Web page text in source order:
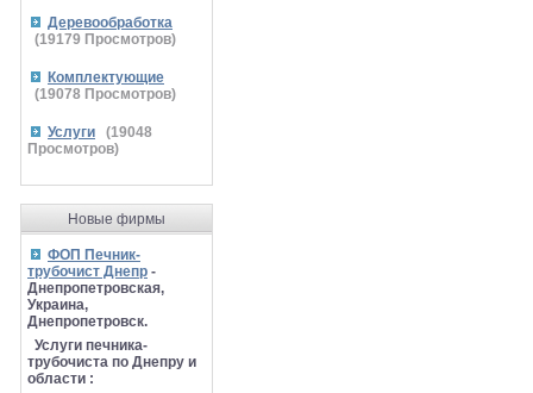
Деревообработка
(19179 Просмотров)
Комплектующие
(19078 Просмотров)
Услуги (19048
Просмотров)
Новые фирмы
ФОП Печник-
трубочист Днепр -
Днепропетровская,
Украина,
Днепропетровск.
Услуги печника-
трубочиста по Днепру и
области :